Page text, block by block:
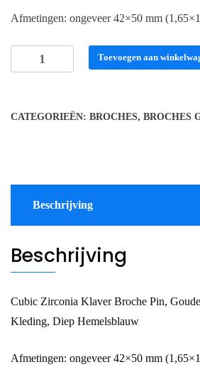
Afmetingen: ongeveer 42×50 mm
Broche
Bloem
aantal
Toevoegen aan
CATEGORIEËN: BROCHES, BROCHES
Beschrijving
Beschrijving
Cubic Zirconia Klaver Broche Pin,
Kleding, Diep Hemelsblauw
Afmetingen: ongeveer 42×50 mm